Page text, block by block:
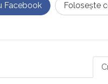
Facebook Folosește